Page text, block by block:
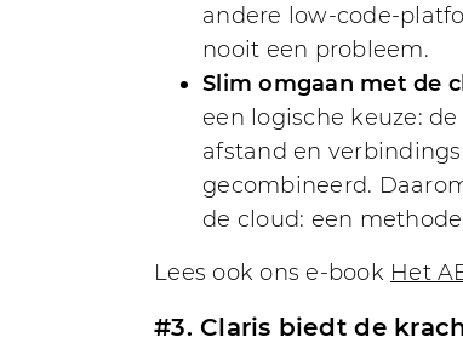
andere low-code-
nooit een probleem.
Slim omgaan met de
een logische keuze:
afstand en
gecombineerd.
de cloud: een
Lees ook ons e-book Het
#3. Claris biedt de